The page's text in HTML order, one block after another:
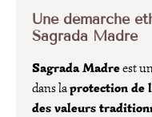
Une démarche
Sagrada Madre
Sagrada Madreest
dans laprotection de
des valeurs